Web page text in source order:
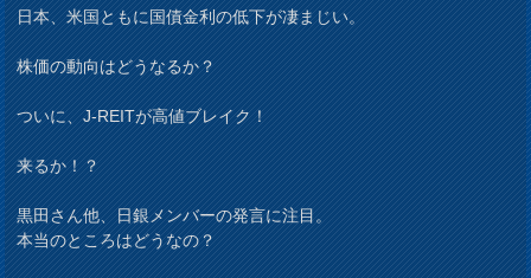
日本、米国ともに国債金利の低下が凄まじい。
株価の動向はどうなるか？
ついに、J-REITが高値ブレイク！
来るか！？
黒田さん他、日銀メンバーの発言に注目。
本当のところはどうなの？